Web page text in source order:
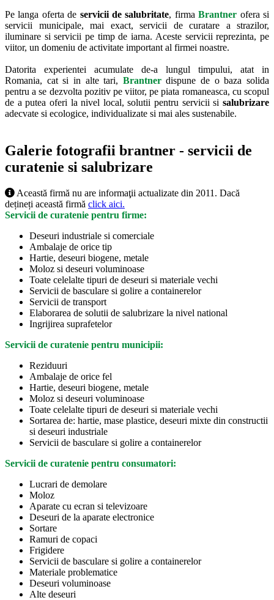
Pe langa oferta de servicii de salubritate, firmaBrantner ofera si
servicii municipale, mai exact, servicii de curatare a strazilor,
iluminare si servicii pe timp de iarna. Aceste servicii reprezinta, pe
viitor, un domeniu de activitate important al firmei noastre.
Datorita experientei acumulate de-a lungul timpului, atat in
Romania, cat si in alte tari, Brantnerdispune de o baza solida
pentru a se dezvolta pozitiv pe viitor, pe piata romaneasca, cu scopul
de a putea oferi la nivel local, solutii pentru servicii si salubrizare
adecvate si ecologice, individualizate si mai ales sustenabile.
Galerie fotografii brantner - servicii de
curatenie si salubrizare
Această firmă nu are informaţii actualizate din 2011. Dacă
dețineți această firmă click aici.
Servicii de curatenie pentru firme:
Deseuri industriale si comerciale
Ambalaje de orice tip
Hartie, deseuri biogene, metale
Moloz si deseuri voluminoase
Toate celelalte tipuri de deseuri si materiale vechi
Servicii de basculare si golire a containerelor
Servicii de transport
Elaborarea de solutii de salubrizare la nivel national
Ingrijirea suprafetelor
Servicii de curatenie pentru municipii:
Reziduuri
Ambalaje de orice fel
Hartie, deseuri biogene, metale
Moloz si deseuri voluminoase
Toate celelalte tipuri de deseuri si materiale vechi
Sortarea de: hartie, mase plastice, deseuri mixte din constructii
si deseuri industriale
Servicii de basculare si golire a containerelor
Servicii de curatenie pentru consumatori:
Lucrari de demolare
Moloz
Aparate cu ecran si televizoare
Deseuri de la aparate electronice
Sortare
Ramuri de copaci
Frigidere
Servicii de basculare si golire a containerelor
Materiale problematice
Deseuri voluminoase
Alte deseuri